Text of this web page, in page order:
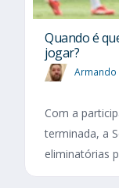
Quando é
jogar?
Armando
Com a
terminada, a
eliminatórias